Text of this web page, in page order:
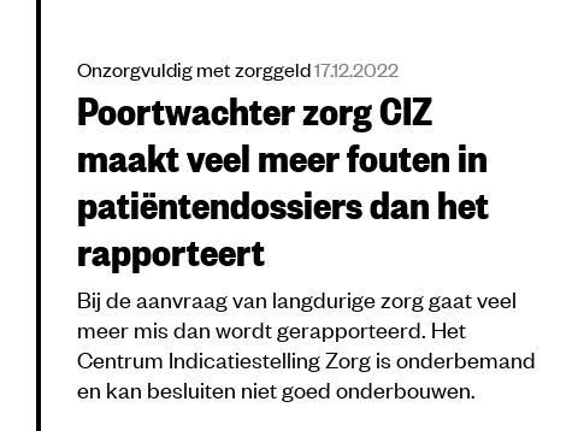
Onzorgvuldig met zorggeld17.12.2022
Poortwachter zorg CIZ
maakt veel meer fouten in
patiëntendossiers dan het
rapporteert
Bij de aanvraag van langdurige zorg gaat veel
meer mis dan wordt gerapporteerd. Het
Centrum Indicatiestelling Zorg is onderbemand
en kan besluiten niet goed onderbouwen.